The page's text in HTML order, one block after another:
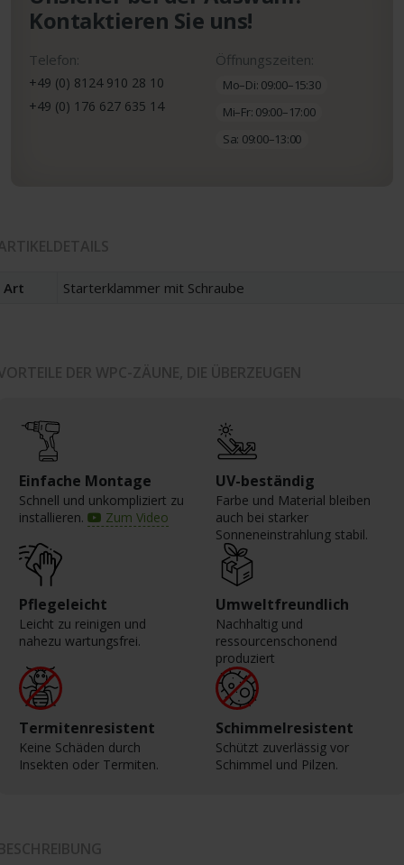
Art Starterklammer mit Schraube
Einfache Montage
Schnell und unkompliziert zu
installieren.
Zum Video
UV-beständig
Farbe und Material bleiben
auch bei starker
Sonneneinstrahlung stabil.
Pflegeleicht
Leicht zu reinigen und
nahezu wartungsfrei.
Umweltfreundlich
Nachhaltig und
ressourcenschonend
produziert
Termitenresistent
Keine Schäden durch
Insekten oder Termiten.
Schimmelresistent
Schützt zuverlässig vor
Schimmel und Pilzen.
Kontaktieren Sie uns!
Telefon:
+49 (0) 8124 910 28 10
+49 (0) 176 627 635 14
Öffnungszeiten:
Mo–Di: 09:00–15:30
Mi–Fr: 09:00–17:00
Sa: 09:00–13:00